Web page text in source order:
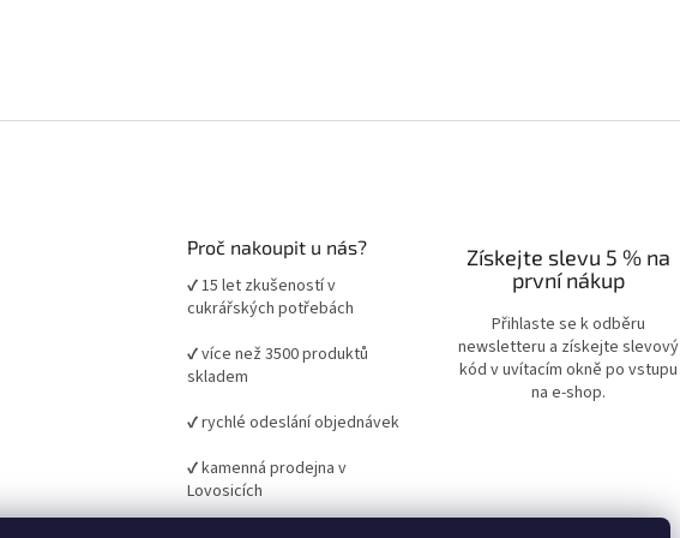
Proč nakoupit u nás?
✔ 15 let zkušeností v
cukrářských potřebách
✔ více než 3500 produktů
skladem
✔ rychlé odeslání objednávek
✔ kamenná prodejna v
Lovosicích
Získejte slevu 5 % na
první nákup
Přihlaste se k odběru
newsletteru a získejte slevový
kód v uvítacím okně po vstupu
na e-shop.